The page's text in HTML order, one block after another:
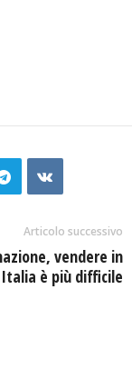
Articolo successivo
vendere in
Italia è più difficile